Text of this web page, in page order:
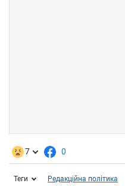
7 0
Теги Редакційна політика